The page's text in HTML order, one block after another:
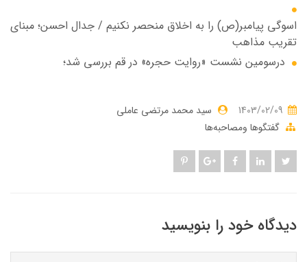
اسوگی پیامبر(ص) را به اخلاق منحصر نکنیم / جدال احسن؛ مبنای
تقریب مذاهب
درسومین نشست «روایت حجره» در قم بررسی شد؛
سید محمد مرتضی عاملی
گفتگوها ومصاحبه‌ها
دیدگاه خود را بنویسید